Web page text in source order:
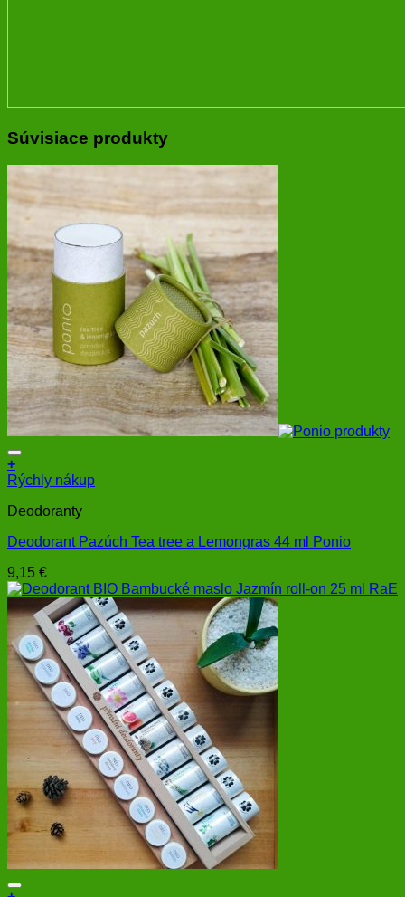
Súvisiace produkty
+
Rýchly nákup
Deodoranty
Deodorant Pazúch Tea tree a Lemongras 44 ml Ponio
9,15 €